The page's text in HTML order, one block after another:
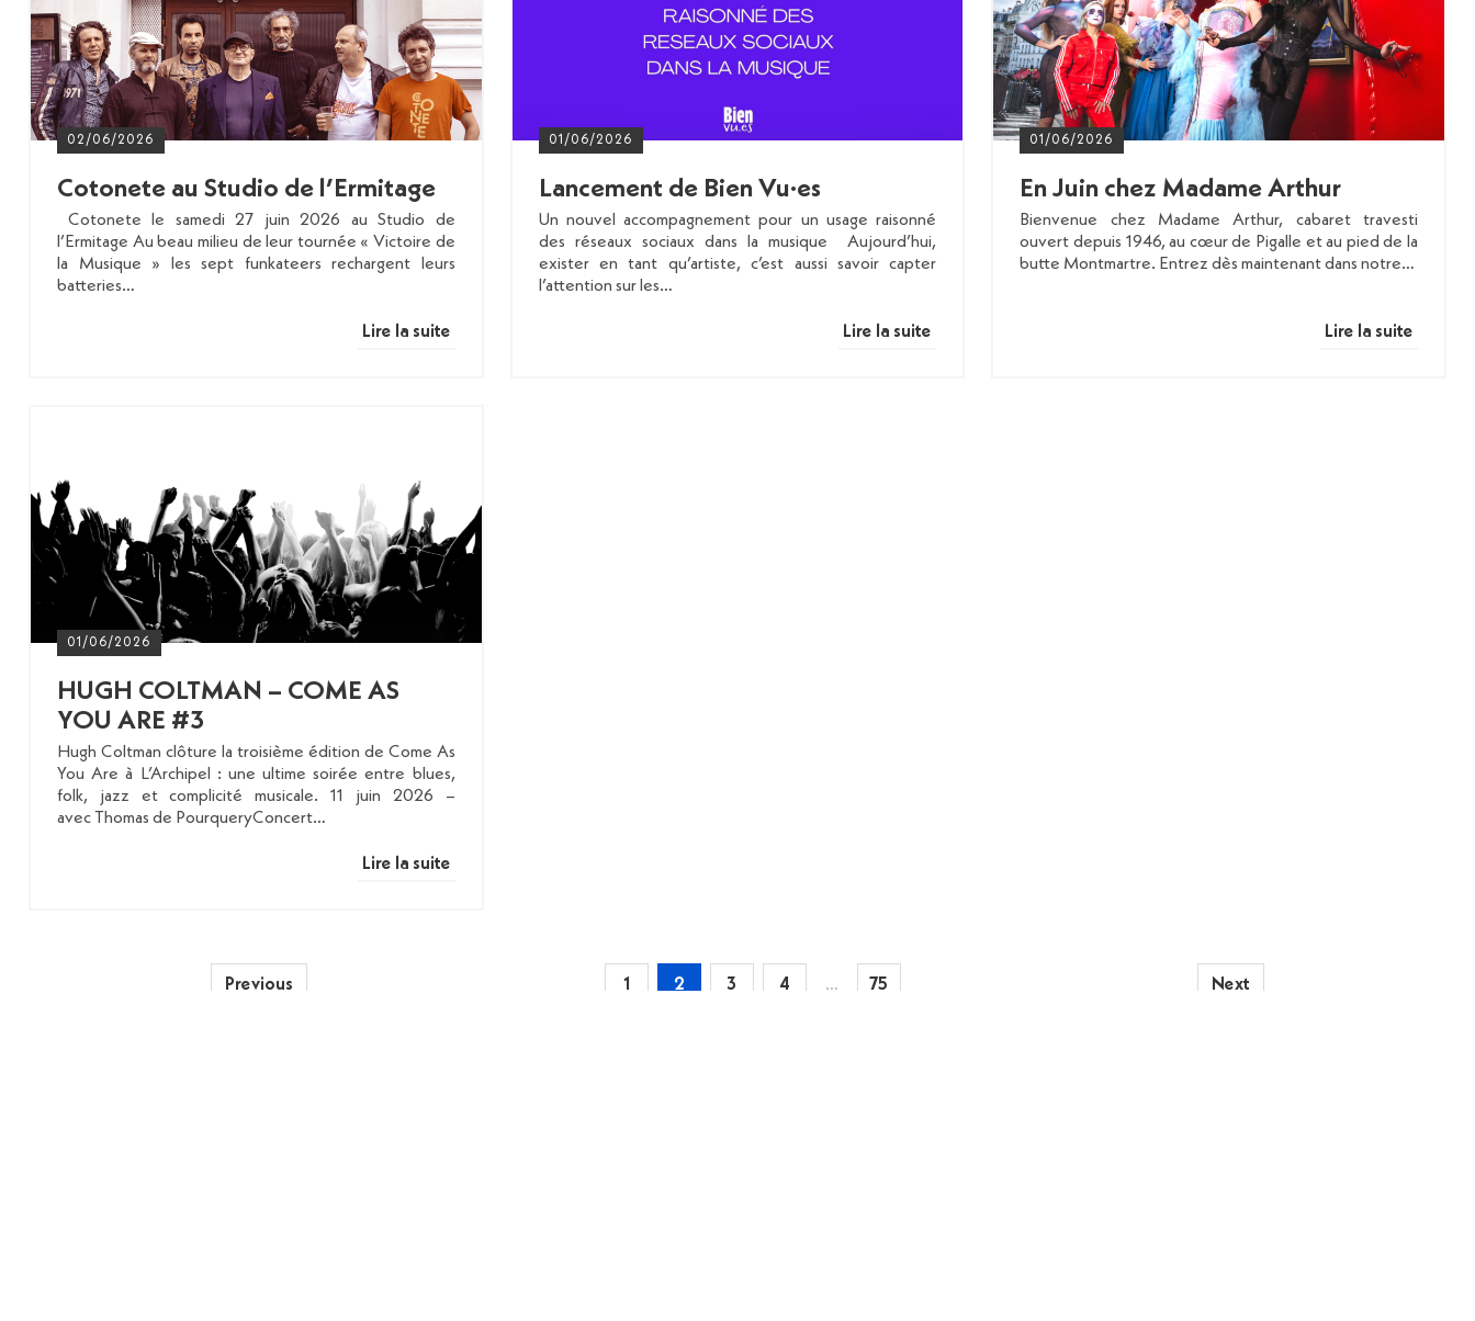
02/06/2026
Cotonete au Studio de l’Ermitage
Cotonete le samedi 27 juin 2026 au Studio de
l’Ermitage Au beau milieu de leur tournée « Victoire de
la Musique » les sept funkateers rechargent leurs
batteries…
Lire la suite
01/06/2026
Lancement de Bien Vu·es
Un nouvel accompagnement pour un usage raisonné
des réseaux sociaux dans la musique Aujourd’hui,
exister en tant qu’artiste, c’est aussi savoir capter
l’attention sur les…
Lire la suite
01/06/2026
En Juin chez Madame Arthur
Bienvenue chez Madame Arthur, cabaret travesti
ouvert depuis 1946, au cœur de Pigalle et au pied de la
butte Montmartre. Entrez dès maintenant dans notre…
Lire la suite
01/06/2026
HUGH COLTMAN – COME AS
YOU ARE #3
Hugh Coltman clôture la troisième édition de Come As
You Are à L’Archipel : une ultime soirée entre blues,
folk, jazz et complicité musicale. 11 juin 2026 –
avec Thomas de PourqueryConcert…
Lire la suite
Previous Next
1 2 3 4 … 75